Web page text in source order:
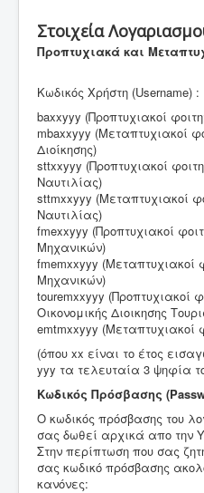
Στοιχεία
Προπτυχιακά και
Κωδικός Χρήστη (Username) :
baxxyyy (Προπτυχιακοί
mbaxxyyy (Μεταπτυχιακοί
Διοίκησης)
sttxxyyy (Προπτυχιακοί
Ναυτιλίας)
sttmxxyyy (Μεταπτυχιακοί
Ναυτιλίας)
fmexxyyy (Προπτυχιακοί
Μηχανικών)
fmemxxyyy (Μεταπτυχιακοί
Μηχανικών)
touremxxyyy (Προπτυχιακοί
Οικονομικής Διοικησης
emtmxxyyy (Μεταπτυχιακοί
(όπου xx είναι το έτος
yyy τα τελευταία 3 ψηφία
Κωδικός Πρόσβασης
Ο κωδικός πρόσβασης του
σας δωθεί αρχικά απο την
Στην περίπτωση που σας
σας κωδικό πρόσβασης
κανόνες: